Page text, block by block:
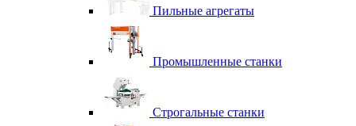
Пильные агрегаты
Промышленные станки
Строгальные станки